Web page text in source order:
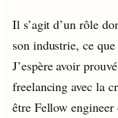
Il s’agit d’un rôle
son industrie, ce
J’espère avoir
freelancing avec la
être Fellow